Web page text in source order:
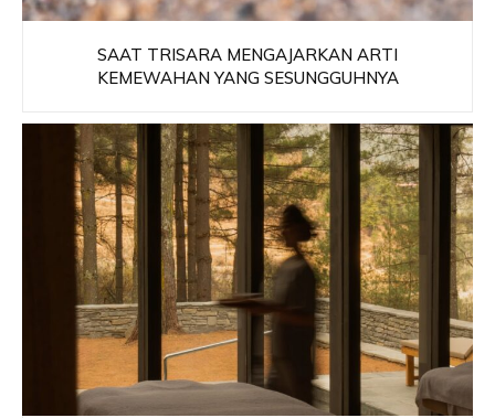
SAAT TRISARA MENGAJARKAN ARTI
KEMEWAHAN YANG SESUNGGUHNYA